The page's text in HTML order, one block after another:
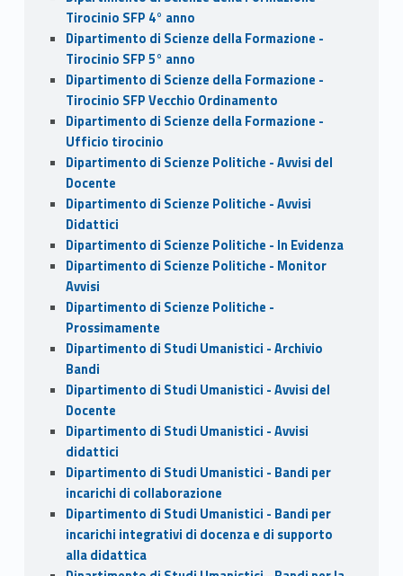
Tirocinio SFP 4° anno
Dipartimento di Scienze della Formazione -
Tirocinio SFP 5° anno
Dipartimento di Scienze della Formazione -
Tirocinio SFP Vecchio Ordinamento
Dipartimento di Scienze della Formazione -
Ufficio tirocinio
Dipartimento di Scienze Politiche - Avvisi del
Docente
Dipartimento di Scienze Politiche - Avvisi
Didattici
Dipartimento di Scienze Politiche - In Evidenza
Dipartimento di Scienze Politiche - Monitor
Avvisi
Dipartimento di Scienze Politiche -
Prossimamente
Dipartimento di Studi Umanistici - Archivio
Bandi
Dipartimento di Studi Umanistici - Avvisi del
Docente
Dipartimento di Studi Umanistici - Avvisi
didattici
Dipartimento di Studi Umanistici - Bandi per
incarichi di collaborazione
Dipartimento di Studi Umanistici - Bandi per
incarichi integrativi di docenza e di supporto
alla didattica